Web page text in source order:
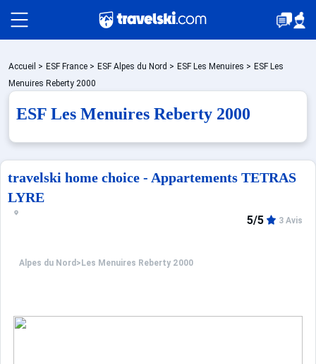
Packages
Stations
Hébergements
Sites CSE & Groupes
Accueil > ESF France > ESF Alpes du Nord > ESF Les Menuires > ESF Les
Menuires Reberty 2000
ESF Les Menuires Reberty 2000
travelski home choice - Appartements TETRAS
LYRE
Alpes du Nord > Les Menuires Reberty 2000
5/5 3 Avis